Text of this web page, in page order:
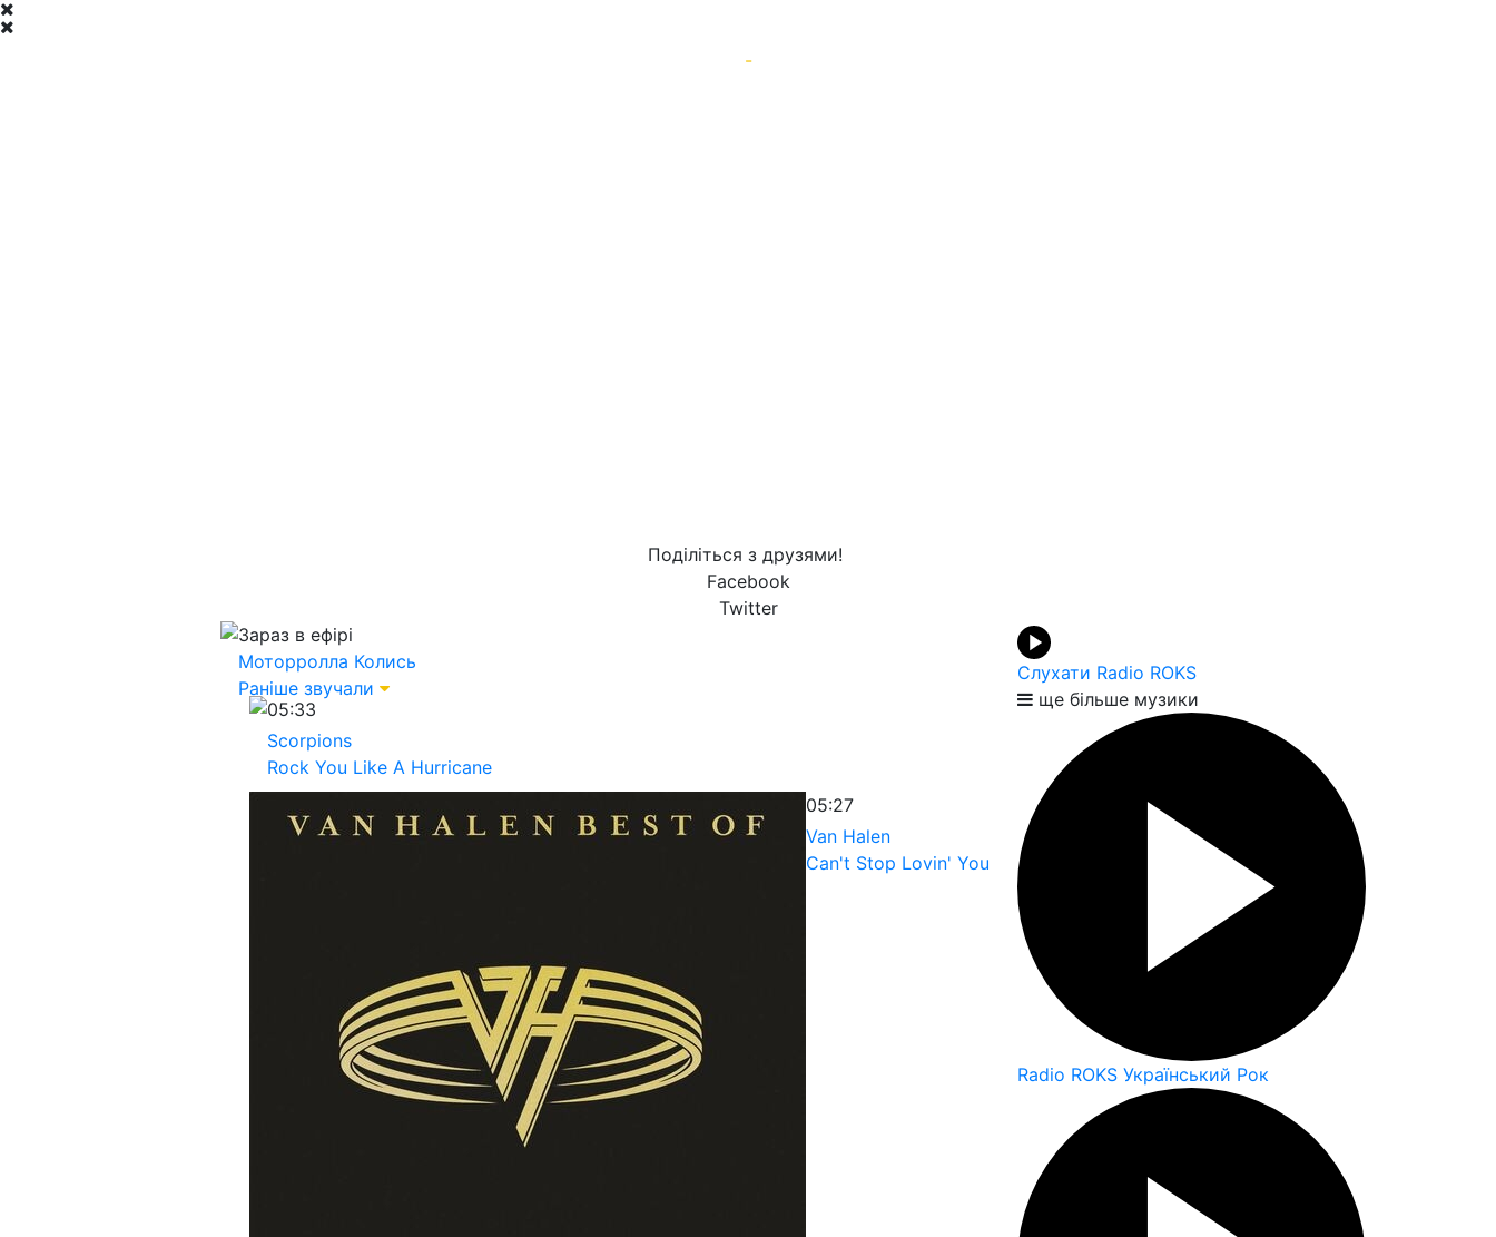
-
Поділіться з друзями!
Facebook
Twitter
Зараз в ефірі
Моторролла Колись
Раніше звучали
05:33
Scorpions
Rock You Like A Hurricane
05:27
Van Halen
Can't Stop Lovin' You
Слухати Radio ROKS
ще більше музики
Radio ROKS Український Рок